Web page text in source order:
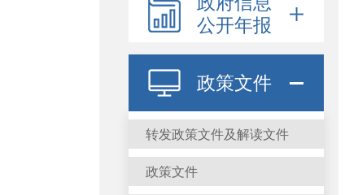
公开年报
政策文件
转发政策文件及解读文件
政策文件